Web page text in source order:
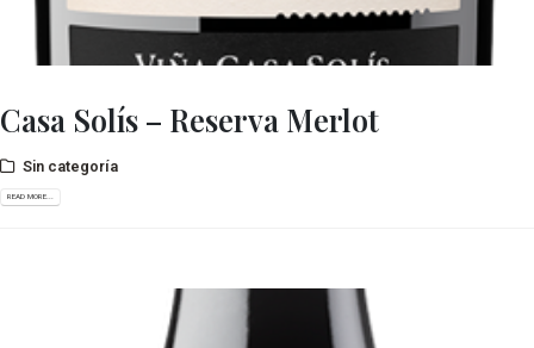
Casa Solís – Reserva Merlot
Sin categoría
READ MORE...